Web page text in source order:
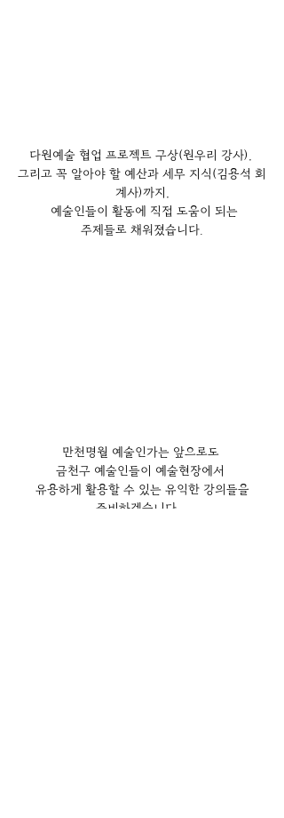
다원예술 협업 프로젝트 구상(원우리 강사),
그리고 꼭 알아야 할 예산과 세무 지식(김용석 회
계사)까지,
예술인들이 활동에 직접 도움이 되는
주제들로 채워졌습니다.
만천명월 예술인가는 앞으로도
금천구 예술인들이 예술현장에서
유용하게 활용할 수 있는 유익한 강의들을
준비하겠습니다．